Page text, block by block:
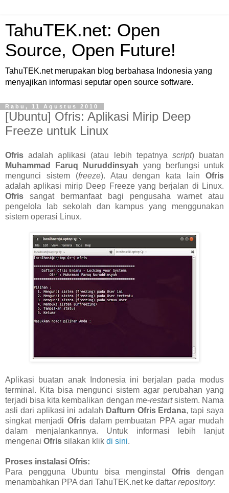
TahuTEK.net: Open
Source, Open Future!
TahuTEK.net merupakan blog berbahasa Indonesia yang
menyajikan informasi seputar open source software.
Rabu, 11 Agustus 2010
[Ubuntu] Ofris: Aplikasi Mirip Deep
Freeze untuk Linux
Ofris adalah aplikasi (atau lebih tepatnya script) buatan
Muhammad Faruq Nuruddinsyah yang berfungsi untuk
mengunci sistem (freeze). Atau dengan kata lainOfris
adalah aplikasi mirip Deep Freeze yang berjalan di Linux.
Ofris sangat bermanfaat bagi pengusaha warnet atau
pengelola lab sekolah dan kampus yang menggunakan
sistem operasi Linux.
Aplikasi buatan anak Indonesia ini berjalan pada modus
terminal. Kita bisa mengunci sistem agar perubahan yang
terjadi bisa kita kembalikan dengan me-restartsistem. Nama
asli dari aplikasi ini adalah Dafturn Ofris Erdana, tapi saya
singkat menjadi Ofrisdalam pembuatan PPA agar mudah
dalam menjalankannya. Untuk informasi lebih lanjut
mengenai Ofris silakan klik di sini.
Proses instalasi Ofris:
Para pengguna Ubuntu bisa menginstal Ofris dengan
menambahkan PPA dari TahuTEK.net ke daftar repository: